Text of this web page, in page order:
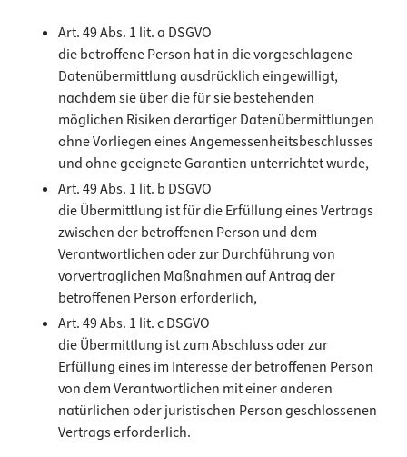
Art. 49 Abs. 1 lit. a DSGVO
die betroffene Person hat in die vorgeschlagene
Datenübermittlung ausdrücklich eingewilligt,
nachdem sie über die für sie bestehenden
möglichen Risiken derartiger Datenübermittlungen
ohne Vorliegen eines Angemessenheitsbeschlusses
und ohne geeignete Garantien unterrichtet wurde,
Art. 49 Abs. 1 lit. b DSGVO
die Übermittlung ist für die Erfüllung eines Vertrags
zwischen der betroffenen Person und dem
Verantwortlichen oder zur Durchführung von
vorvertraglichen Maßnahmen auf Antrag der
betroffenen Person erforderlich,
Art. 49 Abs. 1 lit. c DSGVO
die Übermittlung ist zum Abschluss oder zur
Erfüllung eines im Interesse der betroffenen Person
von dem Verantwortlichen mit einer anderen
natürlichen oder juristischen Person geschlossenen
Vertrags erforderlich.